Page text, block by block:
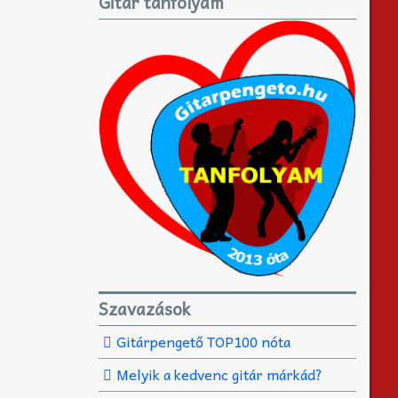
Szavazások
Gitárpengető TOP100 nóta
Melyik a kedvenc gitár márkád?